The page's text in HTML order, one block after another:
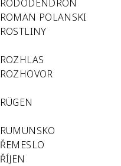
RODODENDRON
ROMAN POLANSKI
ROSTLINY
ROZHLAS
ROZHOVOR
RÜGEN
RUMUNSKO
ŘEMESLO
ŘÍJEN